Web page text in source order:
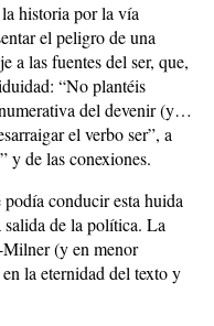
historia por la vía
el peligro de una
a las fuentes del ser, que,
“No plantéis
del devenir (y…
el verbo ser”, a
y de las conexiones.
conducir esta huida
de la política. La
(y en menor
la eternidad del texto y